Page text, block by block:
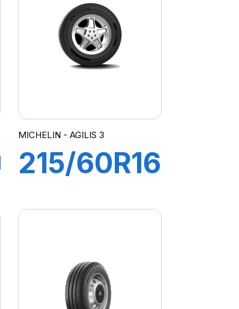
MICHELIN - AGILIS 3
215/60R16C